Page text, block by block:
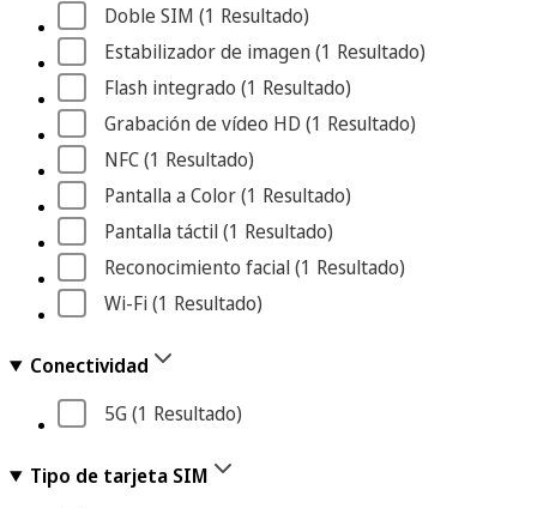
Doble SIM (1 Resultado)
Estabilizador de imagen (1 Resultado)
Flash integrado (1 Resultado)
Grabación de vídeo HD (1 Resultado)
NFC (1 Resultado)
Pantalla a Color (1 Resultado)
Pantalla táctil (1 Resultado)
Reconocimiento facial (1 Resultado)
Wi-Fi (1 Resultado)
Conectividad
5G (1 Resultado)
Tipo de tarjeta SIM